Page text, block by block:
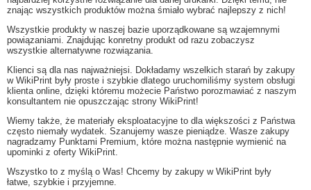
znając wszystkich produktów można śmiało wybrać najlepszy z nich!
Wszystkie produkty w naszej bazie uporządkowane są wzajemnymi
powiązaniami. Znajdując konretny produkt od razu zobaczysz
wszystkie alternatywne rozwiązania.
Klienci są dla nas najważniejsi. Dokładamy wszelkich starań by zakupy
w WikiPrint były proste i szybkie dlatego uruchomiliśmy system obsługi
klienta online, dzięki któremu możecie Państwo porozmawiać z naszym
konsultantem nie opuszczając strony WikiPrint!
Wiemy także, że materiały eksploatacyjne to dla większości z Państwa
często niemały wydatek. Szanujemy wasze pieniądze. Wasze zakupy
nagradzamy Punktami Premium, które można następnie wymienić na
upominki z oferty WikiPrint.
Wszystko to z myślą o Was! Chcemy by zakupy w WikiPrint były
łatwe, szybkie i przyjemne.